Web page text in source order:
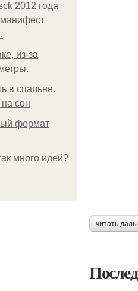
2012 года
из-за
в спальне.
сон
формат
много идей?
читать